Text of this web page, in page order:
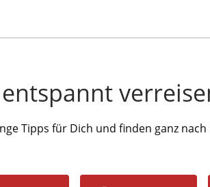
Tipps für Dich und finden ganz